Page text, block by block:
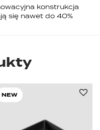
konstrukcja
się nawet do 40%
NEW